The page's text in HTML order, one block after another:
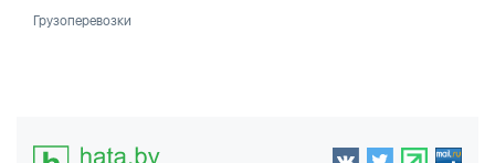
Грузоперевозки